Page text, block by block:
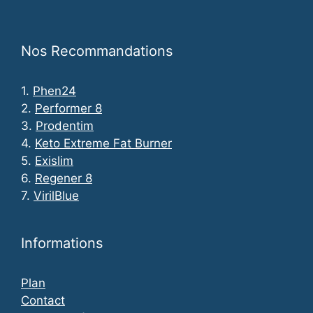
Nos Recommandations
1. Phen24
2. Performer 8
3. Prodentim
4. Keto Extreme Fat Burner
5. Exislim
6. Regener 8
7. VirilBlue
Informations
Plan
Contact